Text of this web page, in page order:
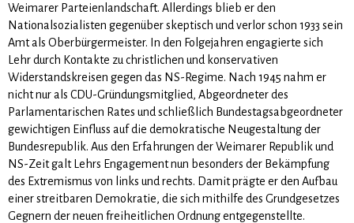
Weimarer Parteienlandschaft. Allerdings blieb er den
Nationalsozialisten gegenüber skeptisch und verlor schon 1933 sein
Amt als Oberbürgermeister. In den Folgejahren engagierte sich
Lehr durch Kontakte zu christlichen und konservativen
Widerstandskreisen gegen das NS-Regime. Nach 1945 nahm er
nicht nur als CDU-Gründungsmitglied, Abgeordneter des
Parlamentarischen Rates und schließlich Bundestagsabgeordneter
gewichtigen Einfluss auf die demokratische Neugestaltung der
Bundesrepublik. Aus den Erfahrungen der Weimarer Republik und
NS-Zeit galt Lehrs Engagement nun besonders der Bekämpfung
des Extremismus von links und rechts. Damit prägte er den Aufbau
einer streitbaren Demokratie, die sich mithilfe des Grundgesetzes
Gegnern der neuen freiheitlichen Ordnung entgegenstellte.